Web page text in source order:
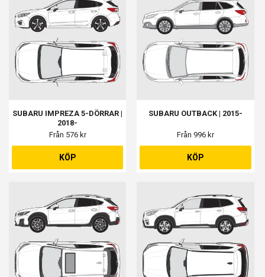
SUBARU IMPREZA 5-DÖRRAR |
2018-
Från 576 kr
KÖP
SUBARU OUTBACK | 2015-
Från 996 kr
KÖP